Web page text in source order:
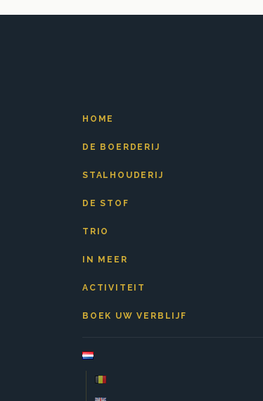
HOME
DE BOERDERIJ
STALHOUDERIJ
DE STOF
TRIO
IN MEER
ACTIVITEIT
BOEK UW VERBLIJF